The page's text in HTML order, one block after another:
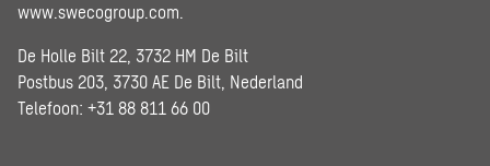
www.swecogroup.com
De Holle Bilt 22, 3732 HM De Bilt
Postbus 203, 3730 AE De Bilt, Nederland
Telefoon: +31 88 811 66 00